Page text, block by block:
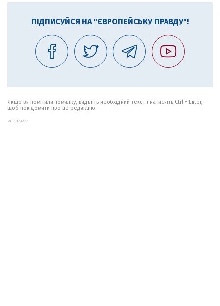
ПІДПИСУЙСЯ НА "ЄВРОПЕЙСЬКУ ПРАВДУ"!
Якщо ви помітили помилку, виділіть необхідний текст і натисніть Ctrl + Enter,
щоб повідомити про це редакцію.
РЕКЛАМА: